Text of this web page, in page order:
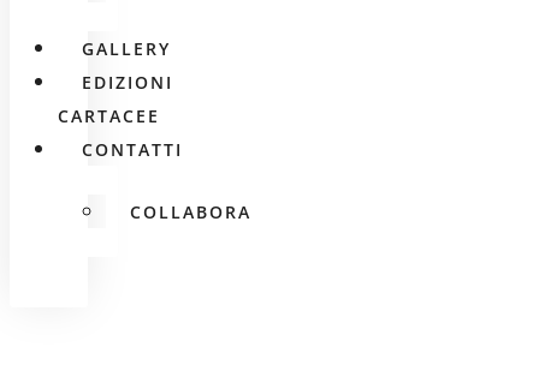
GALLERY
EDIZIONI
CARTACEE
CONTATTI
COLLABORA